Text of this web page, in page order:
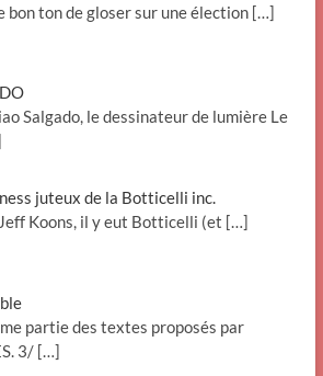
bon ton de gloser sur une élection […]
Salgado, le dessinateur de lumière Le
juteux de la Botticelli inc.
Koons, il y eut Botticelli (et […]
partie des textes proposés par
3/ […]